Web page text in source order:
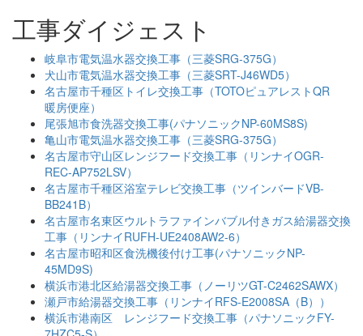
工事ダイジェスト
岐阜市電気温水器交換工事（三菱SRG-375G）
犬山市電気温水器交換工事（三菱SRT-J46WD5）
名古屋市千種区トイレ交換工事（TOTOピュアレストQR
暖房便座）
尾張旭市食洗器交換工事(パナソニックNP-60MS8S)
亀山市電気温水器交換工事（三菱SRG-375G）
名古屋市守山区レンジフード交換工事（リンナイOGR-
REC-AP752LSV）
名古屋市千種区浴室テレビ交換工事（ツインバードVB-
BB241B）
名古屋市名東区ウルトラファインバブル付きガス給湯器交換
工事（リンナイRUFH-UE2408AW2-6）
名古屋市昭和区食洗機後付け工事(パナソニックNP-
45MD9S)
横浜市港北区給湯器交換工事（ノーリツGT-C2462SAWX）
瀬戸市給湯器交換工事（リンナイRFS-E2008SA（B））
横浜市港南区 レンジフード交換工事（パナソニックFY-